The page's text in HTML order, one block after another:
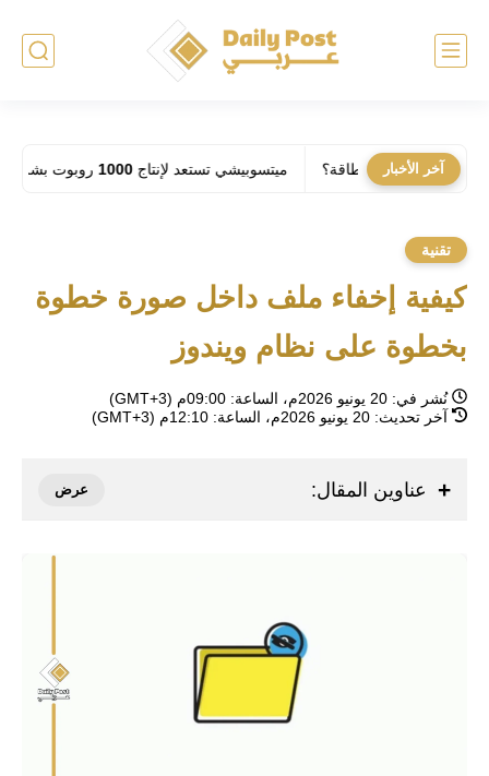
آخر الأخبار
أزمة الطاقة؟ ميتسوبيشي تستعد لإنتاج 1000 روبوت بشري شهرياً: فهل تحل الآلات مكان العمال في المصانع؟
تقنية
كيفية إخفاء ملف داخل صورة خطوة
بخطوة على نظام ويندوز
نُشر في: 20 يونيو 2026م، الساعة: 09:00م (GMT+3)
آخر تحديث: 20 يونيو 2026م، الساعة: 12:10م (GMT+3)
عناوين المقال: